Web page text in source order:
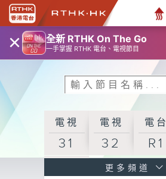
× 全新 RTHK On The Go
一手掌握 RTHK 電台、電視節目
電視
31
電視
32
電台
R1
更多頻道